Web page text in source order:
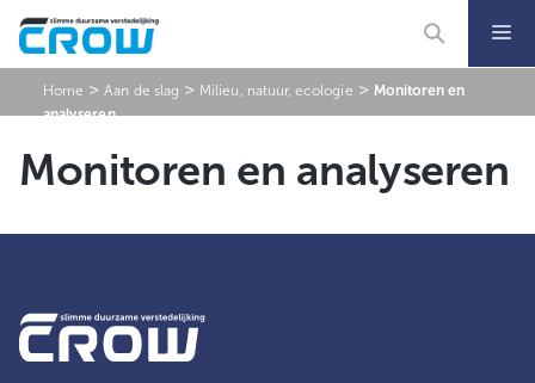
naar
de
inhoudHome >Aan de slag > Milieu, natuur, ecologie > Monitoren en
analyseren
Monitoren en analyseren